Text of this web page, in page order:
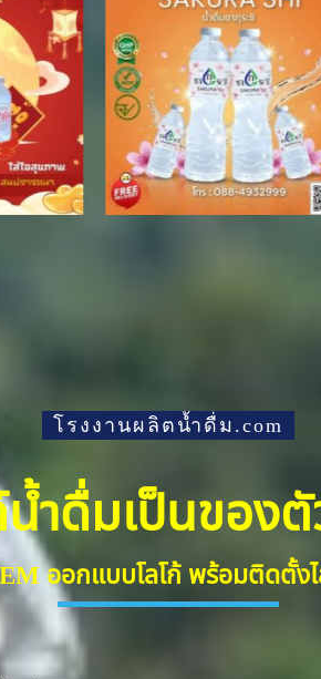
โรงงานผลิตน้ำดื่ม.com
ำดื่มเป็นของตั
ออกแบบโลโก้ พร้อมติดตั้ง